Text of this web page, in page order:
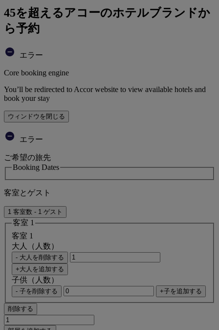
45を超えるアコーのホテルブランドか
ら予約
エラー
Core booking engine
You’ll be redirected to Accor website to view available hotels and
book your stay
ウィンドウを閉じる
エラー
ご希望の旅先
Booking Dates
客室とゲスト
1 客室数 - 1 ゲスト
客室 1
客室 1
大人（人数）
- 大人を削除する
+大人を追加する
子供（人数）
- 子を削除する +子を追加する
削除する